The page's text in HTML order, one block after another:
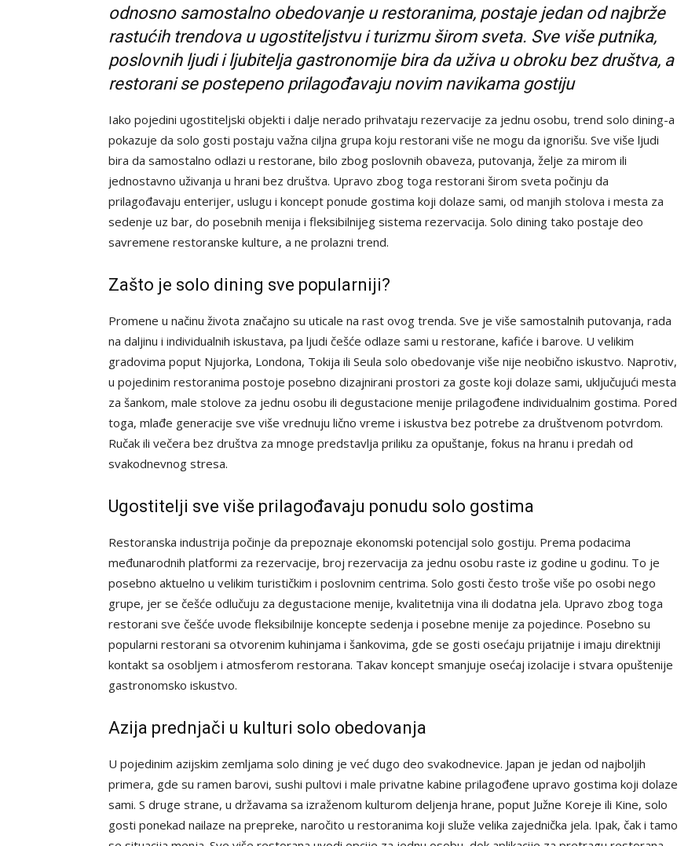
odnosno samostalno obedovanje u restoranima, postaje jedan od najbrže
rastućih trendova u ugostiteljstvu i turizmu širom sveta. Sve više putnika,
poslovnih ljudi i ljubitelja gastronomije bira da uživa u obroku bez društva, a
restorani se postepeno prilagođavaju novim navikama gostiju
Iako pojedini ugostiteljski objekti i dalje nerado prihvataju rezervacije za jednu osobu, trend solo dining-a
pokazuje da solo gosti postaju važna ciljna grupa koju restorani više ne mogu da ignorišu. Sve više ljudi
bira da samostalno odlazi u restorane, bilo zbog poslovnih obaveza, putovanja, želje za mirom ili
jednostavno uživanja u hrani bez društva. Upravo zbog toga restorani širom sveta počinju da
prilagođavaju enterijer, uslugu i koncept ponude gostima koji dolaze sami, od manjih stolova i mesta za
sedenje uz bar, do posebnih menija i fleksibilnijeg sistema rezervacija. Solo dining tako postaje deo
savremene restoranske kulture, a ne prolazni trend.
Zašto je solo dining sve popularniji?
Promene u načinu života značajno su uticale na rast ovog trenda. Sve je više samostalnih putovanja, rada
na daljinu i individualnih iskustava, pa ljudi češće odlaze sami u restorane, kafiće i barove. U velikim
gradovima poput Njujorka, Londona, Tokija ili Seula solo obedovanje više nije neobično iskustvo. Naprotiv,
u pojedinim restoranima postoje posebno dizajnirani prostori za goste koji dolaze sami, uključujući mesta
za šankom, male stolove za jednu osobu ili degustacione menije prilagođene individualnim gostima. Pored
toga, mlađe generacije sve više vrednuju lično vreme i iskustva bez potrebe za društvenom potvrdom.
Ručak ili večera bez društva za mnoge predstavlja priliku za opuštanje, fokus na hranu i predah od
svakodnevnog stresa.
Ugostitelji sve više prilagođavaju ponudu solo gostima
Restoranska industrija počinje da prepoznaje ekonomski potencijal solo gostiju. Prema podacima
međunarodnih platformi za rezervacije, broj rezervacija za jednu osobu raste iz godine u godinu. To je
posebno aktuelno u velikim turističkim i poslovnim centrima. Solo gosti često troše više po osobi nego
grupe, jer se češće odlučuju za degustacione menije, kvalitetnija vina ili dodatna jela. Upravo zbog toga
restorani sve češće uvode fleksibilnije koncepte sedenja i posebne menije za pojedince. Posebno su
popularni restorani sa otvorenim kuhinjama i šankovima, gde se gosti osećaju prijatnije i imaju direktniji
kontakt sa osobljem i atmosferom restorana. Takav koncept smanjuje osećaj izolacije i stvara opuštenije
gastronomsko iskustvo.
Azija prednjači u kulturi solo obedovanja
U pojedinim azijskim zemljama solo dining je već dugo deo svakodnevice. Japan je jedan od najboljih
primera, gde su ramen barovi, sushi pultovi i male privatne kabine prilagođene upravo gostima koji dolaze
sami. S druge strane, u državama sa izraženom kulturom deljenja hrane, poput Južne Koreje ili Kine, solo
gosti ponekad nailaze na prepreke, naročito u restoranima koji služe velika zajednička jela. Ipak, čak i tamo